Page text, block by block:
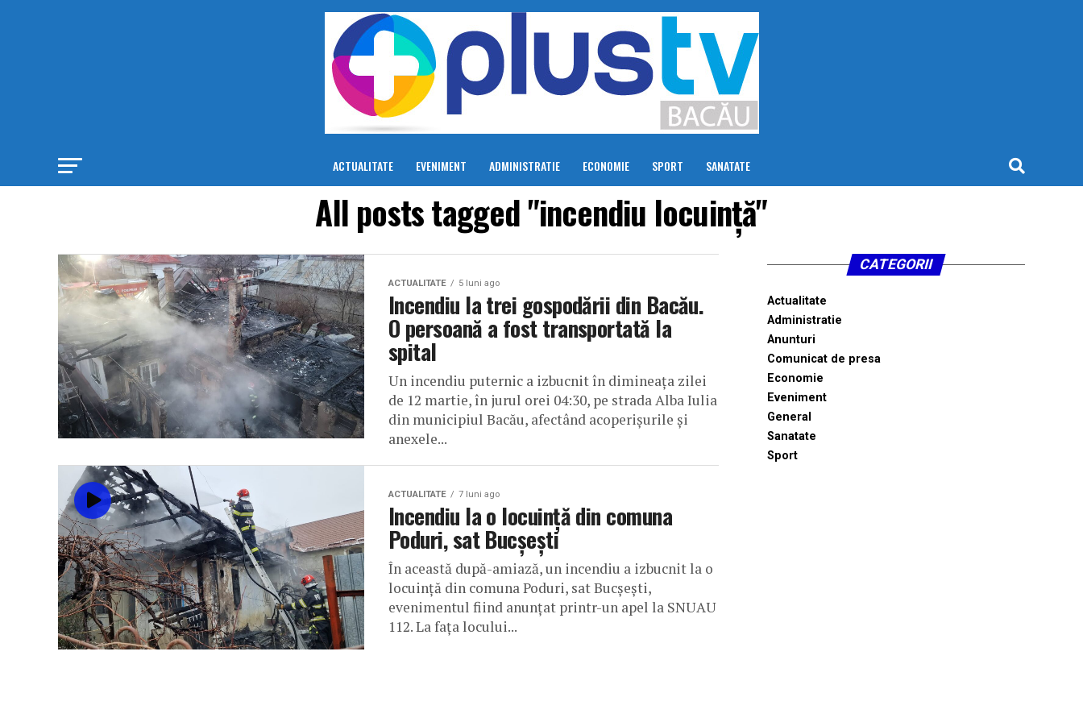
ACTUALITATE EVENIMENT ADMINISTRATIE ECONOMIE SPORT SANATATE
All posts tagged "incendiu locuință"
ACTUALITATE 5 luni ago
Incendiu la trei gospodării din Bacău.
O persoană a fost transportată la
spital
Un incendiu puternic a izbucnit în dimineața zilei
de 12 martie, în jurul orei 04:30, pe strada Alba Iulia
din municipiul Bacău, afectând acoperișurile și
anexele...
ACTUALITATE 7 luni ago
Incendiu la o locuință din comuna
Poduri, sat Bucșești
În această după-amiază, un incendiu a izbucnit la o
locuință din comuna Poduri, sat Bucșești,
evenimentul fiind anunțat printr-un apel la SNUAU
112. La fața locului...
CATEGORII
Actualitate
Administratie
Anunturi
Comunicat de presa
Economie
Eveniment
General
Sanatate
Sport